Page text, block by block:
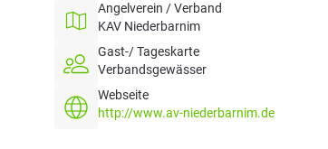
Angelverein / Verband
KAV Niederbarnim
Gast-/ Tageskarte
Verbandsgewässer
Webseite
http://www.av-niederbarnim.de